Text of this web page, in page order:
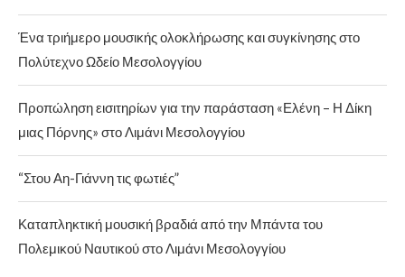
Ένα τριήμερο μουσικής ολοκλήρωσης και συγκίνησης στο
Πολύτεχνο Ωδείο Μεσολογγίου
Προπώληση εισιτηρίων για την παράσταση «Ελένη – Η Δίκη
μιας Πόρνης» στο Λιμάνι Μεσολογγίου
“Στου Αη-Γιάννη τις φωτιές”
Καταπληκτική μουσική βραδιά από την Μπάντα του
Πολεμικού Ναυτικού στο Λιμάνι Μεσολογγίου